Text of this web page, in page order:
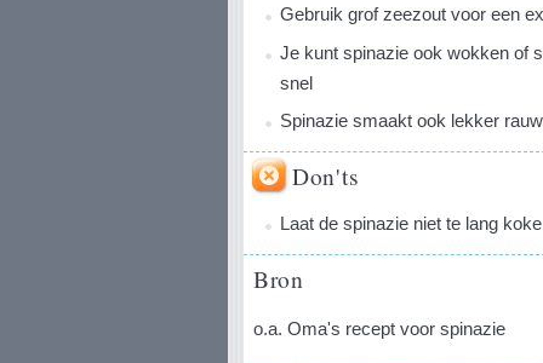
Gebruik grof zeezout voor een
Je kunt spinazie ook wokken of
snel
Spinazie smaakt ook lekker
Don'ts
Laat de spinazie niet te lang
Bron
o.a. Oma's recept voor spinazie